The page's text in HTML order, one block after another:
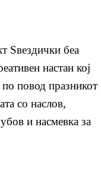
Ѕвездички беа
настан кој
повод празникот
со наслов,
и насмевка за